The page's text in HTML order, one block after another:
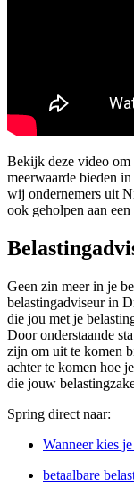
Bekijk deze video om
meerwaarde bieden
wij ondernemers uit
ook geholpen aan
Geen zin meer in je
belastingadviseur in
die jou met je
Door onderstaande
zijn om uit te komen
achter te komen hoe
die jouw
Spring direct naar:
Wanneer kies
betaalbare